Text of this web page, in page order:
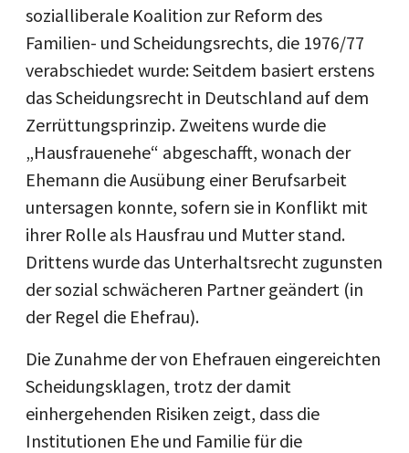
sozialliberale Koalition zur Reform des
Familien- und Scheidungsrechts, die 1976/77
verabschiedet wurde: Seitdem basiert erstens
das Scheidungsrecht in Deutschland auf dem
Zerrüttungsprinzip. Zweitens wurde die
„Hausfrauenehe“ abgeschafft, wonach der
Ehemann die Ausübung einer Berufsarbeit
untersagen konnte, sofern sie in Konflikt mit
ihrer Rolle als Hausfrau und Mutter stand.
Drittens wurde das Unterhaltsrecht zugunsten
der sozial schwächeren Partner geändert (in
der Regel die Ehefrau).
Die Zunahme der von Ehefrauen eingereichten
Scheidungsklagen, trotz der damit
einhergehenden Risiken zeigt, dass die
Institutionen Ehe und Familie für die